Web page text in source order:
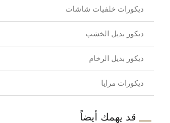
ديكورات خلفيات شاشات
ديكور بديل الخشب
ديكور بديل الرخام
ديكورات مرايا
قد يهمك أيضاً